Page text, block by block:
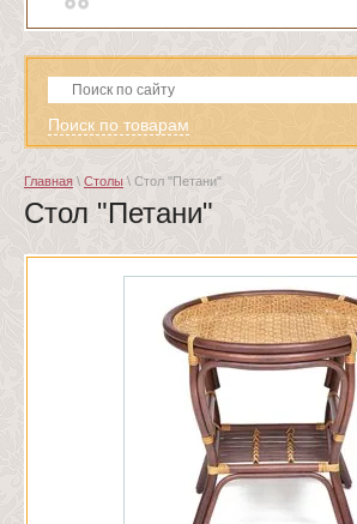
Поиск по товарам
Главная \ Столы \ Стол "Петани"
Стол "Петани"